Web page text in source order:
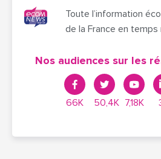
Toute l’information
de la France en temps
Nos audiences sur les
66K 50,4K 7,18K